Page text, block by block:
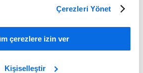
Çerezleri Yönet
çerezlere izin ver
Kişiselleştir